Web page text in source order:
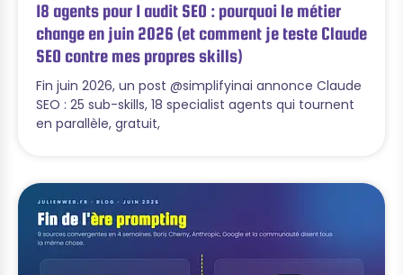
18 agents pour 1 audit SEO : pourquoi le métier
change en juin 2026 (et comment je teste Claude
SEO contre mes propres skills)
Fin juin 2026, un post @simplifyinai annonce Claude
SEO : 25 sub-skills, 18 specialist agents qui tournent
en parallèle, gratuit,